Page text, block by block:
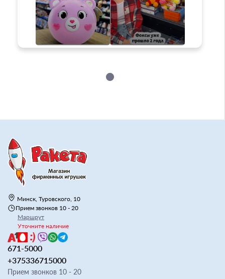
Минск, Туровского, 10
Прием звонков 10 - 20
Маршрут
Уточните наличие
671-5000
+375336715000
Прием звонков 10 - 20